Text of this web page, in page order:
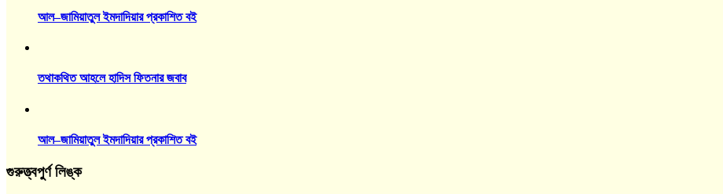
আল–জামিয়াতুল ইমদাদিয়ার প্রকাশিত বই
তথাকথিত আহলে হাদিস ফিতনার জবাব
আল–জামিয়াতুল ইমদাদিয়ার প্রকাশিত বই
গুরুত্ত্বপুর্ণ লিঙ্ক